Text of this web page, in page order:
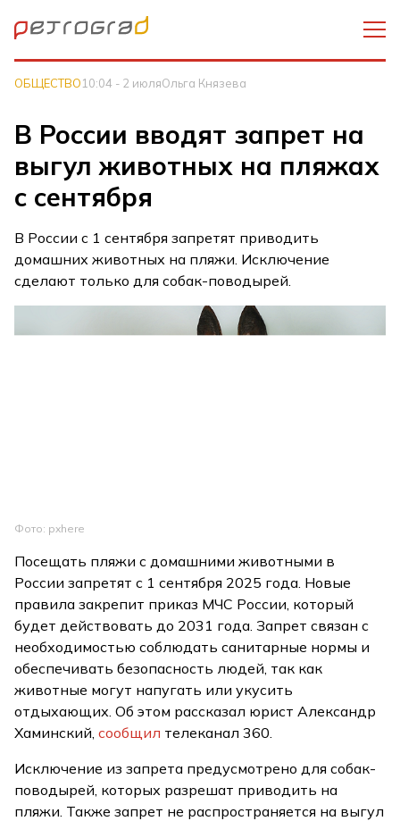
ОБЩЕСТВО10:04 - 2 июляОльга Князева
В России вводят запрет на
выгул животных на пляжах
с сентября
В России с 1 сентября запретят приводить
домашних животных на пляжи. Исключение
сделают только для собак-поводырей.
Фото: pxhere
Посещать пляжи с домашними животными в
России запретят с 1 сентября 2025 года. Новые
правила закрепит приказ МЧС России, который
будет действовать до 2031 года. Запрет связан с
необходимостью соблюдать санитарные нормы и
обеспечивать безопасность людей, так как
животные могут напугать или укусить
отдыхающих. Об этом рассказал юрист Александр
Хаминский,сообщил телеканал 360.
Исключение из запрета предусмотрено для собак-
поводырей, которых разрешат приводить на
пляжи. Также запрет не распространяется на выгул